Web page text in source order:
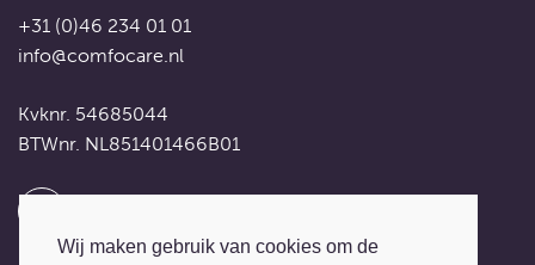
Wij maken gebruik van cookies om de
+31 (0)46 234 01 01
info@comfocare.nl
Kvknr. 54685044
BTWnr. NL851401466B01